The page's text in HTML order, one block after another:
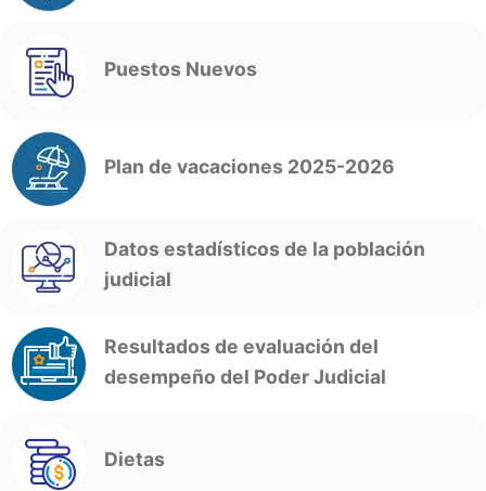
Puestos Nuevos
Plan de vacaciones 2025-2026
Datos estadísticos de la población
judicial
Resultados de evaluación del
desempeño del Poder Judicial
Dietas